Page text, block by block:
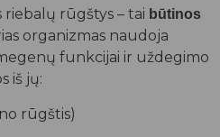
riebalų rūgštys – tai būtinos
organizmas naudoja
funkcijai ir uždegimo
iš jų:
rūgštis)